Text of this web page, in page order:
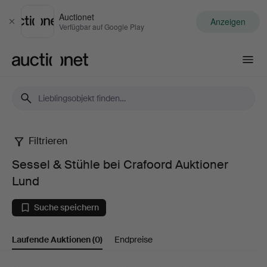
Schließen
Auctionet
Verfügbar auf Google Play Anzeigen
Sessel
Stühle
bei
Filtrieren
Sessel & Stühle bei Crafoord Auktioner
Lund
Suche speichern
Laufende Auktionen(0) Endpreise